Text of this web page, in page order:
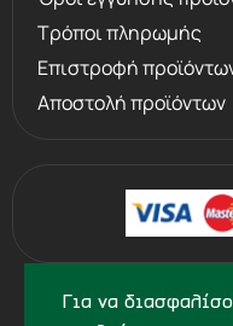
Για να
Τρόποι πληρωμής
Επιστροφή
Αποστολή προϊόντων
© 2013 -